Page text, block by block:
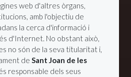
web d'altres òrgans,
amb l'objectiu de
la cerca d'informació i
d'Internet. No obstant això,
no són de la seva titularitat i,
de Sant Joan de les
responsable dels seus